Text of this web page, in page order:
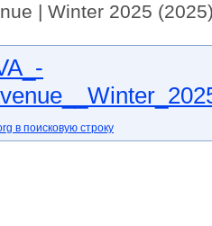
| Winter 2025
в поисковую строку